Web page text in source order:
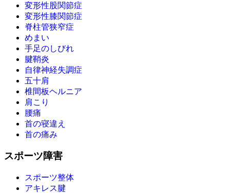
変形性股関節症
変形性膝関節症
脊柱管狭窄症
めまい
手足のしびれ
腱鞘炎
自律神経失調症
五十肩
椎間板ヘルニア
肩こり
腰痛
首の寝違え
首の痛み
スポーツ障害
スポーツ整体
アキレス腱